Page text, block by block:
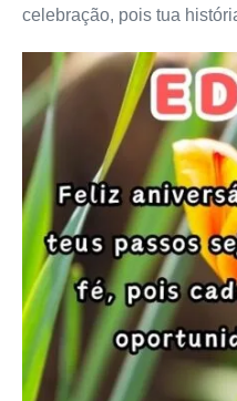
celebração, pois tua